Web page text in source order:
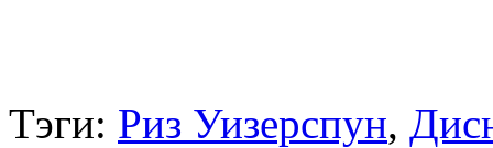
Тэги: Риз Уизерспун,